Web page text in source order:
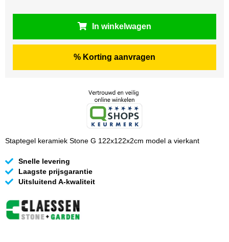
In winkelwagen
% Korting aanvragen
Staptegel keramiek Stone G 122x122x2cm model a vierkant
Snelle levering
Laagste prijsgarantie
Uitsluitend A-kwaliteit